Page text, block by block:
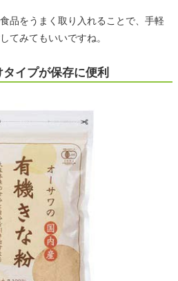
品をうまく取り入れることで、手軽
てみてもいいですね。
イプが保存に便利